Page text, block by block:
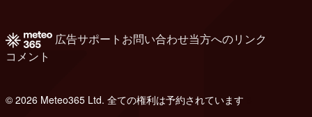
広告サポート お問い合わせ当方へのリンク
コメント
© 2026 Meteo365 Ltd. 全ての権利は予約されています